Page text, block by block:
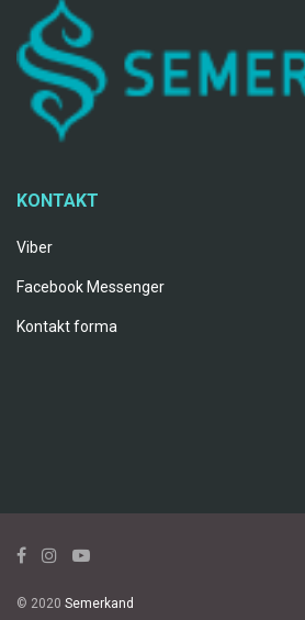
KONTAKT
Viber
Facebook Messenger
Kontakt forma
© 2020 Semerkand